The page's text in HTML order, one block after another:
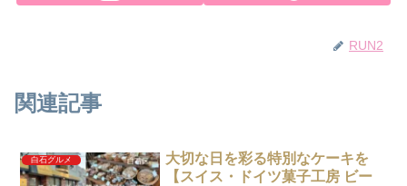
RUN2
関連記事
白石グルメ
大切な日を彩る特別なケーキを
【スイス・ドイツ菓子工房 ビー